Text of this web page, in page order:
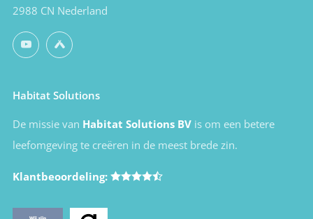
2988 CN Nederland
YouTubeUntappd
Habitat Solutions
De missie van Habitat Solutions BV is om een betere
leefomgeving te creëren in de meest brede zin.
Klantbeoordeling: